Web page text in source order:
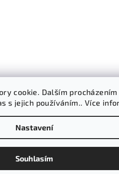
cookie. Dalším
s jejich používáním.. Více
Nastavení
Souhlasím